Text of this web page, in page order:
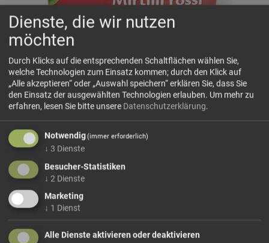
Preiselbeertee Viropa
Hergestellt aus erlesenen Preiselbeerblättern, bietet dieser
Tee nicht nur einen köstlichen Geschmack, sondern auch
eine Fülle an gesundheitlichen Vorteilen
Preiselbeeren 10%, Äpfel, Orangenschalen, Brombeerblätter
Größe: 15 Filter
In den Warenkorb
Dienste, die wir nutzen
möchten
Durch Klicks auf die entsprechenden Schaltflächen wählen Sie,
welche Technologien zum Einsatz kommen; durch den Klick auf
„Alle akzeptieren“ oder „Auswahl speichern“ erklären Sie, dass Sie
den Einsatz der ausgewählten Technologien erlauben. Um mehr zu
erfahren, lesen Sie bitte unsere Datenschutzerklärung.
Notwendig(immer erforderlich)
↓ 3 Dienste
Besucher-Statistiken
↓ 2 Dienste
Marketing
↓ 1 Dienst
Alle Dienste aktivieren oder deaktivieren